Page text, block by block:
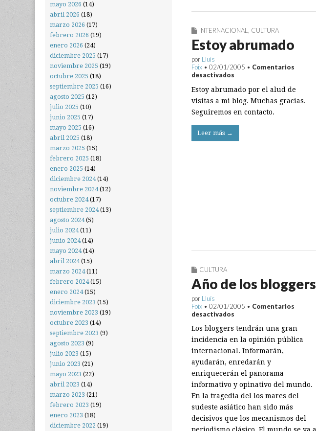
INTERNACIONAL CULTURA
Estoy abrumado
por Lluís
Foix • 02/01/2005 • Comentarios
desactivados
abrumado
Estoy abrumado por el alud de
visitas a mi blog. Muchas gracias.
Seguiremos en contacto.
Leer más →
CULTURA
Año de los bloggers
por Lluís
Foix • 02/01/2005 • Comentarios
desactivados
de
los
bloggers
Los bloggers tendrán una gran
incidencia en la opinión pública
internacional. Informarán,
ayudarán, enredarán y
enriquecerán el panorama
informativo y opinativo del mundo.
En la tragedia del los mares del
sudeste asiático han sido más
decisivos que los mecanismos del
mayo 2026 (14)
abril 2026 (18)
marzo 2026 (17)
febrero 2026 (19)
enero 2026 (24)
diciembre 2025 (17)
noviembre 2025 (19)
octubre 2025 (18)
septiembre 2025 (16)
agosto 2025 (12)
julio 2025 (10)
junio 2025 (17)
mayo 2025 (16)
abril 2025 (18)
marzo 2025 (15)
febrero 2025 (18)
enero 2025 (14)
diciembre 2024(14)
noviembre 2024(12)
octubre 2024(17)
septiembre 2024(13)
agosto 2024(5)
julio 2024(11)
junio 2024(14)
mayo 2024(14)
abril 2024(15)
marzo 2024(11)
febrero 2024(15)
enero 2024(15)
diciembre 2023 (15)
noviembre 2023 (19)
octubre 2023 (14)
septiembre 2023 (9)
agosto 2023 (9)
julio 2023 (15)
junio 2023 (21)
mayo 2023 (22)
abril 2023 (14)
marzo 2023 (21)
febrero 2023 (19)
enero 2023 (18)
diciembre 2022 (19)